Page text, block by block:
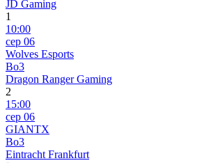
JD Gaming
1
10:00
сер 06
Wolves Esports
Bo3
Dragon Ranger Gaming
2
15:00
сер 06
GIANTX
Bo3
Eintracht Frankfurt